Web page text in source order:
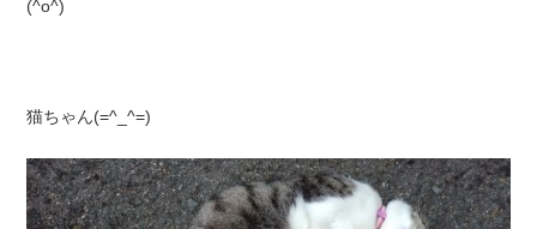
(^o^)
猫ちゃん(=^_^=)